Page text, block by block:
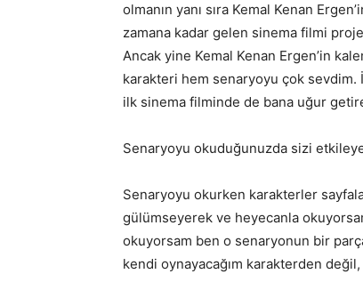
olmanın yanı sıra Kemal Kenan
zamana kadar gelen sinema filmi
Ancak yine Kemal Kenan Ergen’in
karakteri hem senaryoyu çok
ilk sinema filminde de bana uğur
Senaryoyu okuduğunuzda sizi
Senaryoyu okurken karakterler
gülümseyerek ve heyecanla
okuyorsam ben o senaryonun bir
kendi oynayacağım karakterden